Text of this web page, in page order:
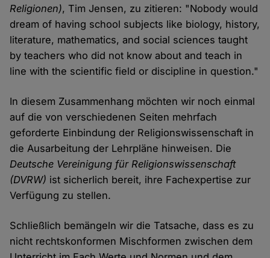
Religionen), Tim Jensen, zu zitieren: "Nobody would
dream of having school subjects like biology, history,
literature, mathematics, and social sciences taught
by teachers who did not know about and teach in
line with the scientific field or discipline in question."
In diesem Zusammenhang möchten wir noch einmal
auf die von verschiedenen Seiten mehrfach
geforderte Einbindung der Religionswissenschaft in
die Ausarbeitung der Lehrpläne hinweisen. Die
Deutsche Vereinigung für Religionswissenschaft
(DVRW) ist sicherlich bereit, ihre Fachexpertise zur
Verfügung zu stellen.
Schließlich bemängeln wir die Tatsache, dass es zu
nicht rechtskonformen Mischformen zwischen dem